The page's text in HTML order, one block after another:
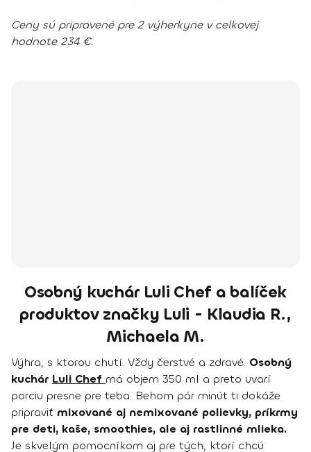
Ceny sú pripravené pre 2 výherkyne v celkovej
hodnote 234 €.
Osobný kuchár Luli Chef a balíček
produktov značky Luli - Klaudia R.,
Michaela M.
Výhra, s ktorou chutí. Vždy čerstvé a zdravé. Osobný
kuchár Luli Chef má objem 350 ml a preto uvarí
porciu presne pre teba. Behom pár minút ti dokáže
pripraviť mixované aj nemixované polievky, príkrmy
pre deti, kaše, smoothies, ale aj rastlinné mlieka.
Je skvelým pomocníkom aj pre tých, ktorí chcú